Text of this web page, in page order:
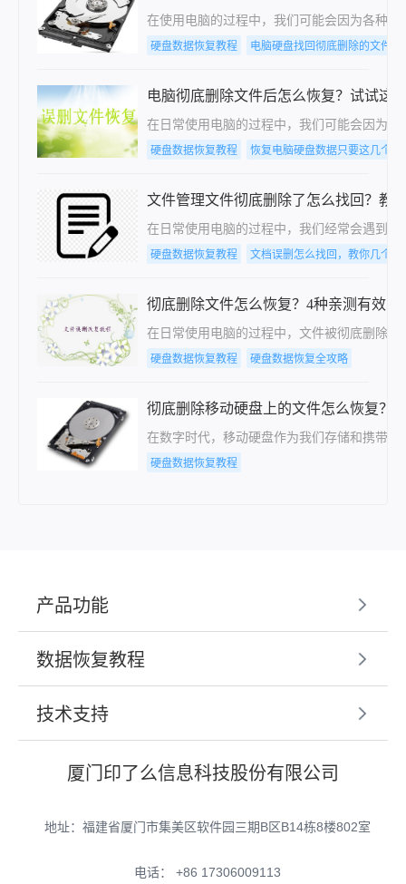
在使用电脑的过程中，我们可能会因为各种
硬盘数据恢复教程 电脑硬盘找回彻底删除的文件怎
电脑彻底删除文件后怎么恢复？试试这
在日常使用电脑的过程中，我们可能会因为
硬盘数据恢复教程 恢复电脑硬盘数据只要这几个步
文件管理文件彻底删除了怎么找回？教
在日常使用电脑的过程中，我们经常会遇到
硬盘数据恢复教程 文档误删怎么找回，教你几个方
彻底删除文件怎么恢复？4种亲测有效的
在日常使用电脑的过程中，文件被彻底删除
硬盘数据恢复教程 硬盘数据恢复全攻略
彻底删除移动硬盘上的文件怎么恢复？
在数字时代，移动硬盘作为我们存储和携带
硬盘数据恢复教程
产品功能
数据恢复教程
技术支持
厦门印了么信息科技股份有限公司
地址：福建省厦门市集美区软件园三期B区B14栋8楼802室
电话： +86 17306009113